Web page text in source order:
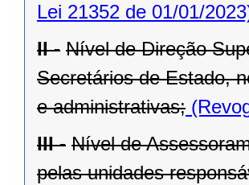
Lei 21352 de 01/01/
II - Nível de Direção
Secretários de Estado,
e administrativas;
III - Nível de
pelas unidades